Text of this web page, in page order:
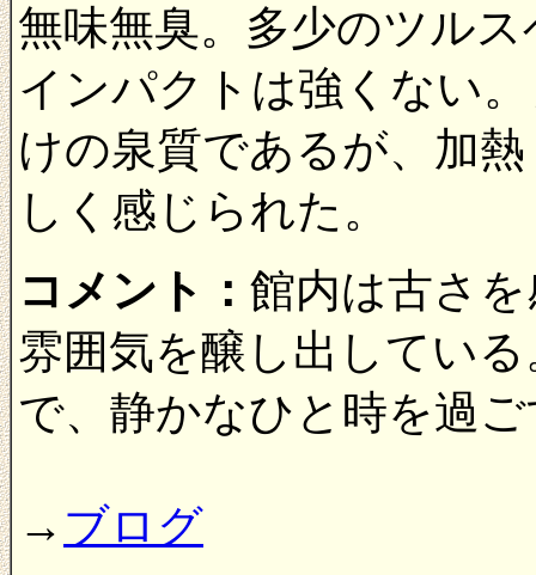
無味無臭。多少のツル
インパクトは強くない
けの泉質であるが、加
しく感じられた。
コメント： 館内は古さ
雰囲気を醸し出してい
で、静かなひと時を過
→ ブログ